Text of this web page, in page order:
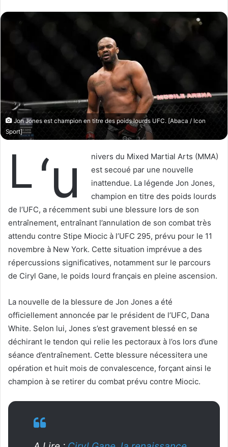
n
c
o
u
r
Jon Jones est champion en titre des poids lourds UFC. [Abaca / Icon
Sport]
L‘u
nivers du Mixed Martial Arts (MMA)
est secoué par une nouvelle
inattendue. La légende Jon Jones,
champion en titre des poids lourds
de l’UFC, a récemment subi une blessure lors de son
entraînement, entraînant l’annulation de son combat très
attendu contre Stipe Miocic à l’UFC 295, prévu pour le 11
novembre à New York. Cette situation imprévue a des
répercussions significatives, notamment sur le parcours
de Ciryl Gane, le poids lourd français en pleine ascension.
La nouvelle de la blessure de Jon Jones a été
officiellement annoncée par le président de l’UFC, Dana
White. Selon lui, Jones s’est gravement blessé en se
déchirant le tendon qui relie les pectoraux à l’os lors d’une
séance d’entraînement. Cette blessure nécessitera une
opération et huit mois de convalescence, forçant ainsi le
champion à se retirer du combat prévu contre Miocic.